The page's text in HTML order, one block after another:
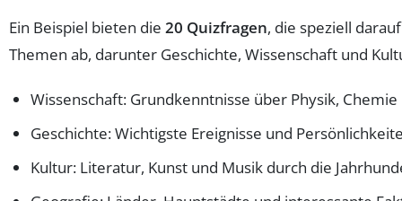
Ein Beispiel bieten die 20 Quizfragen, die speziell
Themen ab, darunter Geschichte, Wissenschaft und
Wissenschaft: Grundkenntnisse über Physik,
Geschichte: Wichtigste Ereignisse und
Kultur: Literatur, Kunst und Musik durch die